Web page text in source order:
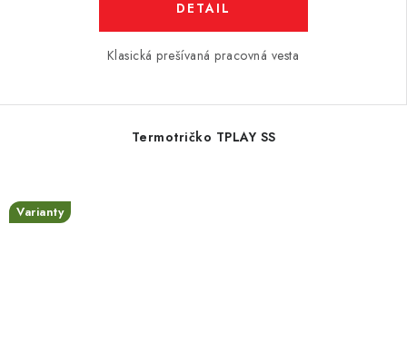
DETAIL
Klasická prešívaná pracovná vesta
Termotričko TPLAY SS
Varianty